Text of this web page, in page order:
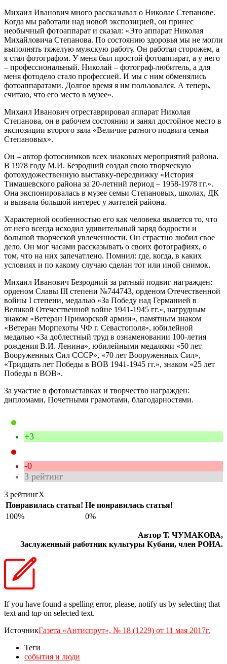
Михаил Иванович много рассказывал о Николае Степанове.
Когда мы работали над новой экспозицией, он принес
необычный фотоаппарат и сказал: «Это аппарат Николая
Михайловича Степанова. По состоянию здоровья мы не могли
выполнять тяжелую мужскую работу. Он работал сторожем, а
я стал фотографом. У меня был простой фотоаппарат, а у него
– профессиональный. Николай – фотограф-любитель, а для
меня фотодело стало профессией. И мы с ним обменялись
фотоаппаратами. Долгое время я им пользовался. А теперь,
считаю, что его место в музее».
Михаил Иванович отреставрировал аппарат Николая
Степанова, он в рабочем состоянии и занял достойное место в
экспозиции второго зала «Величие ратного подвига семьи
Степановых».
Он – автор фотоснимков всех знаковых мероприятий района.
В 1978 году М.И. Безродний создал свою творческую
фотохудожественную выставку-передвижку «История
Тимашевского района за 20-летний период – 1958-1978 гг.».
Она экспонировалась в музее семьи Степановых, школах, ДК
и вызвала большой интерес у жителей района.
Характерной особенностью его как человека является то, что
от него всегда исходил удивительный заряд бодрости и
большой творческой увлеченности. Он страстно любил свое
дело. Он мог часами рассказывать о своих фотографиях, о
том, что на них запечатлено. Помнил: где, когда, в каких
условиях и по какому случаю сделан тот или иной снимок.
Михаил Иванович Безродний за ратный подвиг награжден:
орденом Славы III степени №744743, орденом Отечественной
войны I степени, медалью «За Победу над Германией в
Великой Отечественной войне 1941-1945 гг.», нагрудным
знаком «Ветеран Приморской армии», памятным знаком
«Ветеран Морпехоты ЧФ г. Севастополя», юбилейной
медалью «За доблестный труд в ознаменовании 100-летия
рождения В.И. Ленина», юбилейными медалями «50 лет
Вооруженных Сил СССР», «70 лет Вооруженных Сил»,
«Тридцать лет Победы в ВОВ 1941-1945 гг.», знаком «25 лет
Победы в ВОВ».
За участие в фотовыставках и творчество награжден:
дипломами, Почетными грамотами, благодарностями.
+3
-0
3 рейтинг
3 рейтингX
Понравилась статья! Не понравилась статья!
100%
0%
Автор Т. ЧУМАКОВА,
Заслуженный работник культуры Кубани, член РОИА.
If you have found a spelling error, please, notify us by selecting that
text and tap on selected text.
ИсточникГазета «Антиспрут», № 18 (1229) от 11 мая 2017г.
Теги
события и люди